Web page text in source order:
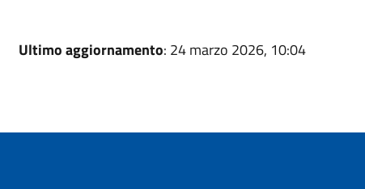
Ultimo aggiornamento: 24 marzo 2026, 10:04